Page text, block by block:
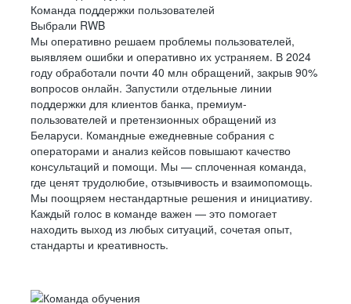
Команда поддержки пользователей
Выбрали RWB
Мы оперативно решаем проблемы пользователей,
выявляем ошибки и оперативно их устраняем. В 2024
году обработали почти 40 млн обращений, закрыв 90%
вопросов онлайн. Запустили отдельные линии
поддержки для клиентов банка, премиум-
пользователей и претензионных обращений из
Беларуси. Командные ежедневные собрания с
операторами и анализ кейсов повышают качество
консультаций и помощи. Мы — сплоченная команда,
где ценят трудолюбие, отзывчивость и взаимопомощь.
Мы поощряем нестандартные решения и инициативу.
Каждый голос в команде важен — это помогает
находить выход из любых ситуаций, сочетая опыт,
стандарты и креативность.